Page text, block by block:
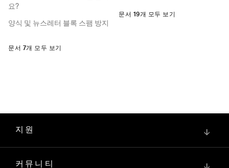
요?
양식 및 뉴스레터 블록 스팸 방지
문서 7개 모두 보기
문서 19개 모두 보기
지원 ↓
커뮤니티